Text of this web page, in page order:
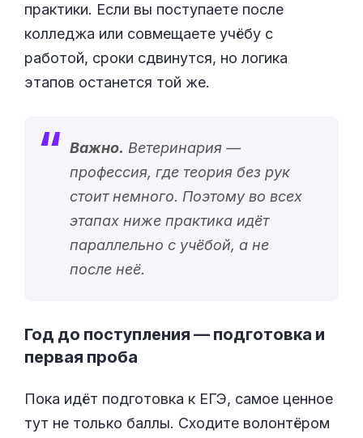
практики. Если вы поступаете после
колледжа или совмещаете учёбу с
работой, сроки сдвинутся, но логика
этапов останется той же.
Важно. Ветеринария —
профессия, где теория без рук
стоит немного. Поэтому во всех
этапах ниже практика идёт
параллельно с учёбой, а не
после неё.
Год до поступления — подготовка и
первая проба
Пока идёт подготовка к ЕГЭ, самое ценное
тут не только баллы. Сходите волонтёром